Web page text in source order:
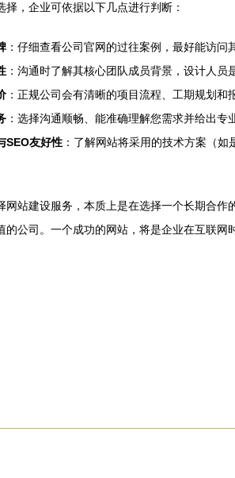
择，企业可依据以下几点进行判断：
：仔细查看公司官网的过往案例，最好能访
：沟通时了解其核心团队成员背景，设计人
：正规公司会有清晰的项目流程、工期规划和
：选择沟通顺畅、能准确理解您需求并给出
SEO友好性 ：了解网站将采用的技术方案（
网站建设服务，本质上是在选择一个长期合
的公司。一个成功的网站，将是企业在互联网